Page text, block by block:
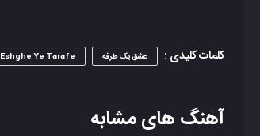
کلمات کلیدی :
عشق یک طرفه Eshghe Ye Tarafe
آهنگ های مشابه